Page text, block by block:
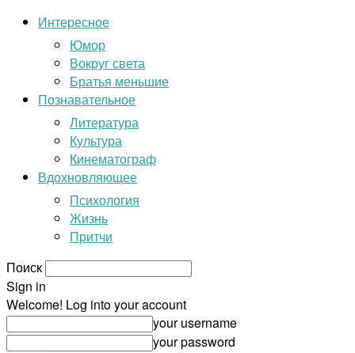
Интересное
Юмор
Вокруг света
Братья меньшие
Познавательное
Литература
Культура
Кинематограф
Вдохновляющее
Психология
Жизнь
Притчи
Поиск
Sign in
Welcome! Log into your account
your username
your password